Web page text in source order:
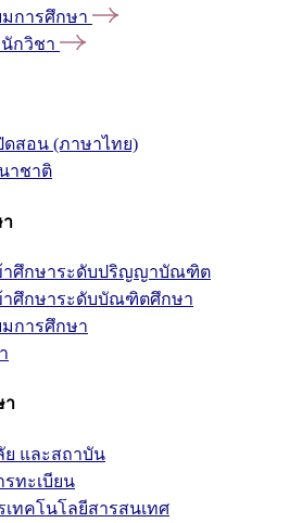
การศึกษา
กวิชา
ดสอน (ภาษาไทย)
าชาติ
าศึกษาระดับปริญญาบัณฑิต
าศึกษาระดับบัณฑิตศึกษา
การศึกษา
า
และสถาบัน
ทะเบียน
ทคโนโลยีสารสนเทศ